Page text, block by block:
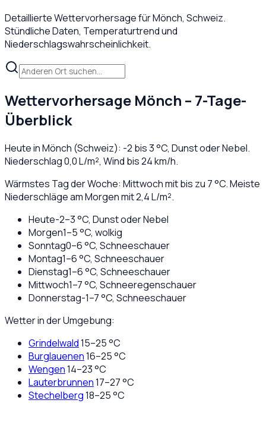
Detaillierte Wettervorhersage fürMönch, Schweiz.
Stündliche Daten, Temperaturtrend und
Niederschlagswahrscheinlichkeit.
Wettervorhersage Mönch – 7-Tage-
Überblick
Heute inMönch (Schweiz): -2 bis3°C, Dunst oder Nebel.
Niederschlag0,0L/m², Wind bis24km/h.
Wärmstes Tag der Woche: Mittwoch mit bis zu 7 °C. Meiste
Niederschläge am Morgen mit 2,4 L/m².
Heute-2–3°C, Dunst oder Nebel
Morgen1–5°C, wolkig
Sonntag0–6°C, Schneeschauer
Montag1–6°C, Schneeschauer
Dienstag1–6°C, Schneeschauer
Mittwoch1–7°C, Schneeregenschauer
Donnerstag-1–7°C, Schneeschauer
Wetter in der Umgebung:
Grindelwald15–25°C
Burglauenen16–25°C
Wengen14–23°C
Lauterbrunnen17–27°C
Stechelberg18–25°C